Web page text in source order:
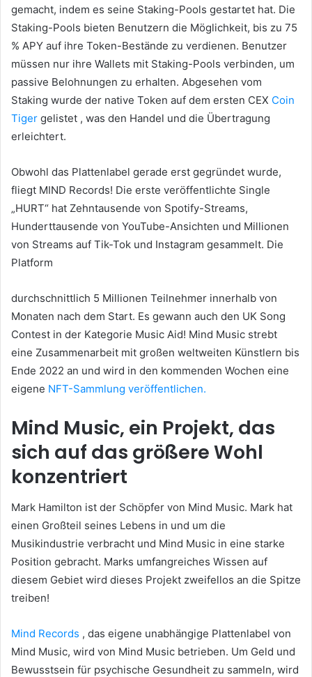
gemacht, indem es seine Staking-Pools gestartet hat. Die
Staking-Pools bieten Benutzern die Möglichkeit, bis zu 75
% APY auf ihre Token-Bestände zu verdienen. Benutzer
müssen nur ihre Wallets mit Staking-Pools verbinden, um
passive Belohnungen zu erhalten. Abgesehen vom
Staking wurde der native Token auf dem ersten CEX Coin
Tiger gelistet , was den Handel und die Übertragung
erleichtert.
Obwohl das Plattenlabel gerade erst gegründet wurde,
fliegt MIND Records! Die erste veröffentlichte Single
„HURT“ hat Zehntausende von Spotify-Streams,
Hunderttausende von YouTube-Ansichten und Millionen
von Streams auf Tik-Tok und Instagram gesammelt. Die
Platform
durchschnittlich 5 Millionen Teilnehmer innerhalb von
Monaten nach dem Start. Es gewann auch den UK Song
Contest in der Kategorie Music Aid! Mind Music strebt
eine Zusammenarbeit mit großen weltweiten Künstlern bis
Ende 2022 an und wird in den kommenden Wochen eine
eigene NFT-Sammlung veröffentlichen.
Mind Music, ein Projekt, das
sich auf das größere Wohl
konzentriert
Mark Hamilton ist der Schöpfer von Mind Music. Mark hat
einen Großteil seines Lebens in und um die
Musikindustrie verbracht und Mind Music in eine starke
Position gebracht. Marks umfangreiches Wissen auf
diesem Gebiet wird dieses Projekt zweifellos an die Spitze
treiben!
Mind Records , das eigene unabhängige Plattenlabel von
Mind Music, wird von Mind Music betrieben. Um Geld und
Bewusstsein für psychische Gesundheit zu sammeln, wird